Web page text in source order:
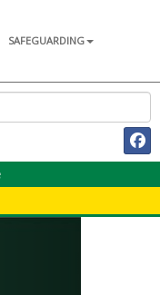
SAFEGUARDING